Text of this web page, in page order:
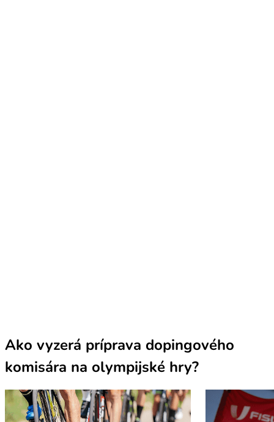
Ako vyzerá príprava dopingového
komisára na olympijské hry?